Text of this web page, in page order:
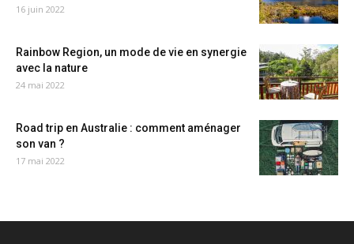
16 juin 2022
Rainbow Region, un mode de vie en synergie
avec la nature
24 mai 2022
Road trip en Australie : comment aménager
son van ?
17 mai 2022